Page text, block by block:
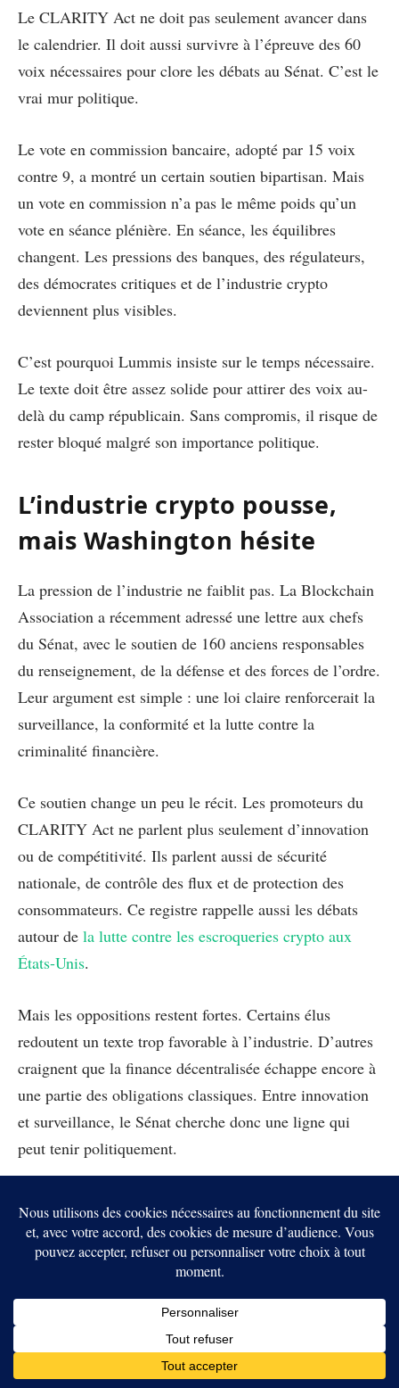
Le CLARITY Act ne doit pas seulement avancer dans
le calendrier. Il doit aussi survivre à l’épreuve des 60
voix nécessaires pour clore les débats au Sénat. C’est le
vrai mur politique.
Le vote en commission bancaire, adopté par 15 voix
contre 9, a montré un certain soutien bipartisan. Mais
un vote en commission n’a pas le même poids qu’un
vote en séance plénière. En séance, les équilibres
changent. Les pressions des banques, des régulateurs,
des démocrates critiques et de l’industrie crypto
deviennent plus visibles.
C’est pourquoi Lummis insiste sur le temps nécessaire.
Le texte doit être assez solide pour attirer des voix au-
delà du camp républicain. Sans compromis, il risque de
rester bloqué malgré son importance politique.
L’industrie crypto pousse,
mais Washington hésite
La pression de l’industrie ne faiblit pas. La Blockchain
Association a récemment adressé une lettre aux chefs
du Sénat, avec le soutien de 160 anciens responsables
du renseignement, de la défense et des forces de l’ordre.
Leur argument est simple : une loi claire renforcerait la
surveillance, la conformité et la lutte contre la
criminalité financière.
Ce soutien change un peu le récit. Les promoteurs du
CLARITY Act ne parlent plus seulement d’innovation
ou de compétitivité. Ils parlent aussi de sécurité
nationale, de contrôle des flux et de protection des
consommateurs. Ce registre rappelle aussi les débats
autour de la lutte contre les escroqueries crypto aux
États-Unis.
Mais les oppositions restent fortes. Certains élus
redoutent un texte trop favorable à l’industrie. D’autres
craignent que la finance décentralisée échappe encore à
une partie des obligations classiques. Entre innovation
et surveillance, le Sénat cherche donc une ligne qui
peut tenir politiquement.
CLARITY Act pourrait définir la frontière entre la
SEC, la CFTC et les acteurs du marché, au moment où
les produits liés à Bitcoin se multiplient sur les marchés
. S’il passe avant août, le secteur obtiendra
un signal majeur. S’il glisse vers l’automne,
l’incertitude réglementaire reprendra le dessus. Et dans